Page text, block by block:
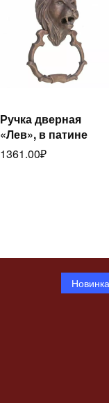
Читать
далее
Ручка дверная
«Лев», в патине
1361.00₽